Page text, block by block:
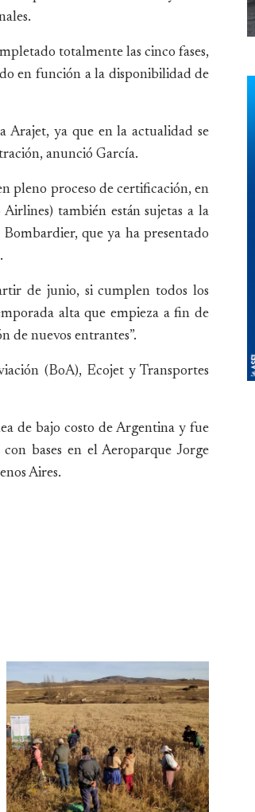
totalmente las cinco fases,
en función a la disponibilidad de
Arajet, ya que en la actualidad se
anunció García.
pleno proceso de certificación, en
también están sujetas a la
que ya ha presentado
de junio, si cumplen todos los
alta que empieza a fin de
de nuevos entrantes”.
(BoA), Ecojet y Transportes
de bajo costo de Argentina y fue
bases en el Aeroparque Jorge
Aires.